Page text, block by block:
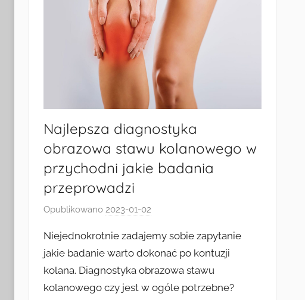
Najlepsza diagnostyka
obrazowa stawu kolanowego w
przychodni jakie badania
przeprowadzi
Opublikowano 2023-01-02
z
e
z
k
Niejednokrotnie zadajemy sobie zapytanie
jakie badanie warto dokonać po kontuzji
kolana. Diagnostyka obrazowa stawu
kolanowego czy jest w ogóle potrzebne?